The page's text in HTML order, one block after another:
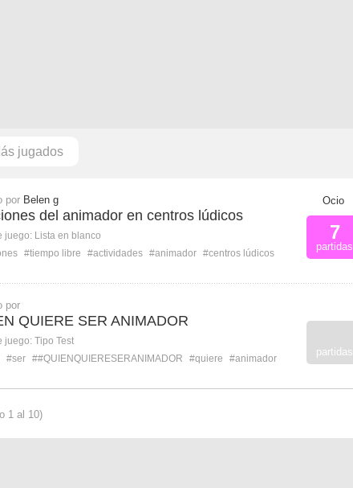
jugados
por Belen g
del animador en centros lúdicos
juego: Lista en blanco
#tiempo libre #actividades #animador #centros lúdicos
Ocio
7
partidas
por
QUIERE SER ANIMADOR
juego: Tipo Test
#ser ##QUIENQUIERESERANIMADOR #quiere #animador
partidas
1 al 10)